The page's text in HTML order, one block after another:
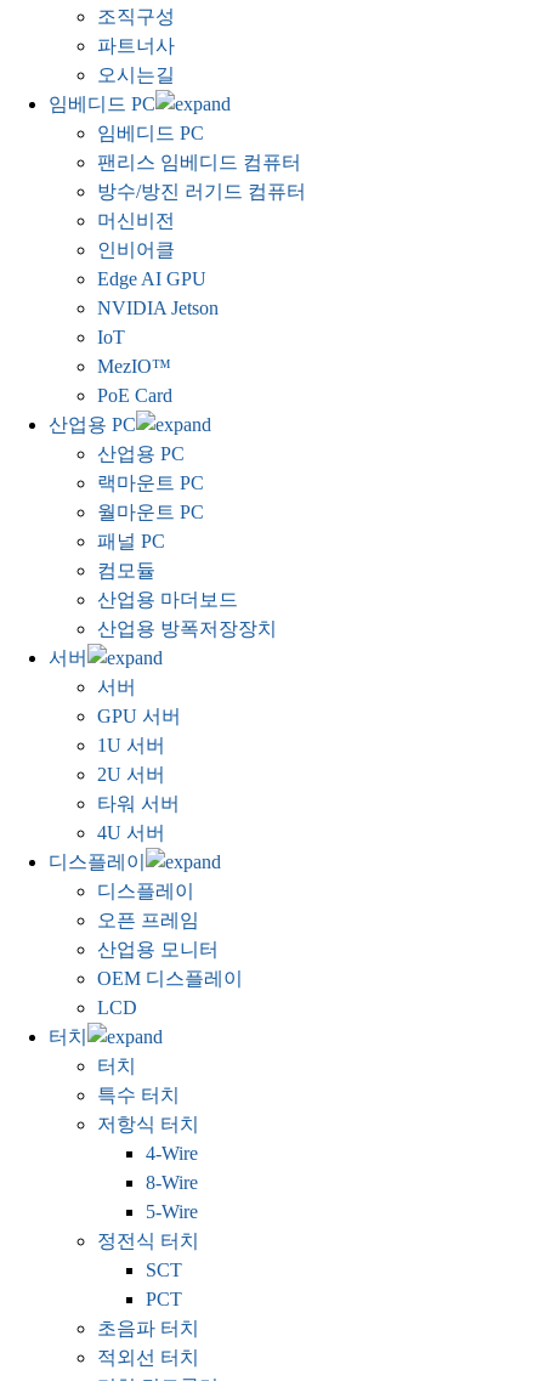
조직구성
파트너사
오시는길
임베디드 PC
임베디드 PC
팬리스 임베디드 컴퓨터
방수/방진 러기드 컴퓨터
머신비전
인비어클
Edge AI GPU
NVIDIA Jetson
IoT
MezIO™
PoE Card
산업용 PC
산업용 PC
랙마운트 PC
월마운트 PC
패널 PC
컴모듈
산업용 마더보드
산업용 방폭저장장치
서버
서버
GPU 서버
1U 서버
2U 서버
타워 서버
4U 서버
디스플레이
디스플레이
오픈 프레임
산업용 모니터
OEM 디스플레이
LCD
터치
터치
특수 터치
저항식 터치
4-Wire
8-Wire
5-Wire
정전식 터치
SCT
PCT
초음파 터치
적외선 터치